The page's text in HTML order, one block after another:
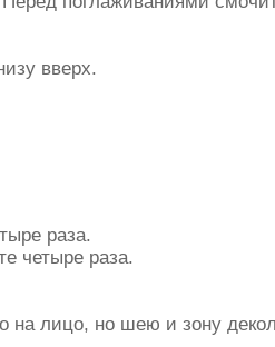
вверх.
раза.
четыре раза.
лицо, но шею и зону